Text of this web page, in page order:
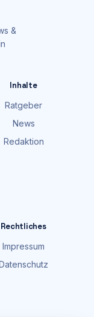
&
Inhalte
Ratgeber
News
Redaktion
Rechtliches
Impressum